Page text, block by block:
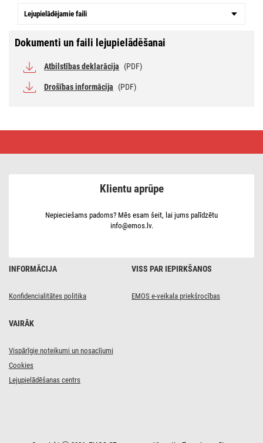
Lejupielādējamie faili
Dokumenti un faili lejupielādēšanai
Atbilstības deklarācija (PDF)
Drošības informācija (PDF)
25 mm
INFORMĀCIJA
Konfidencialitātes politika
VISS PAR IEPIRKŠANOS
EMOS e-veikala priekšrocības
VAIRĀK
Vispārīgie noteikumi un nosacījumi
Cookies
Lejupielādēšanas centrs
Klientu aprūpe
Nepieciešams padoms? Mēs esam šeit, lai jums palīdzētu
info@emos.lv.